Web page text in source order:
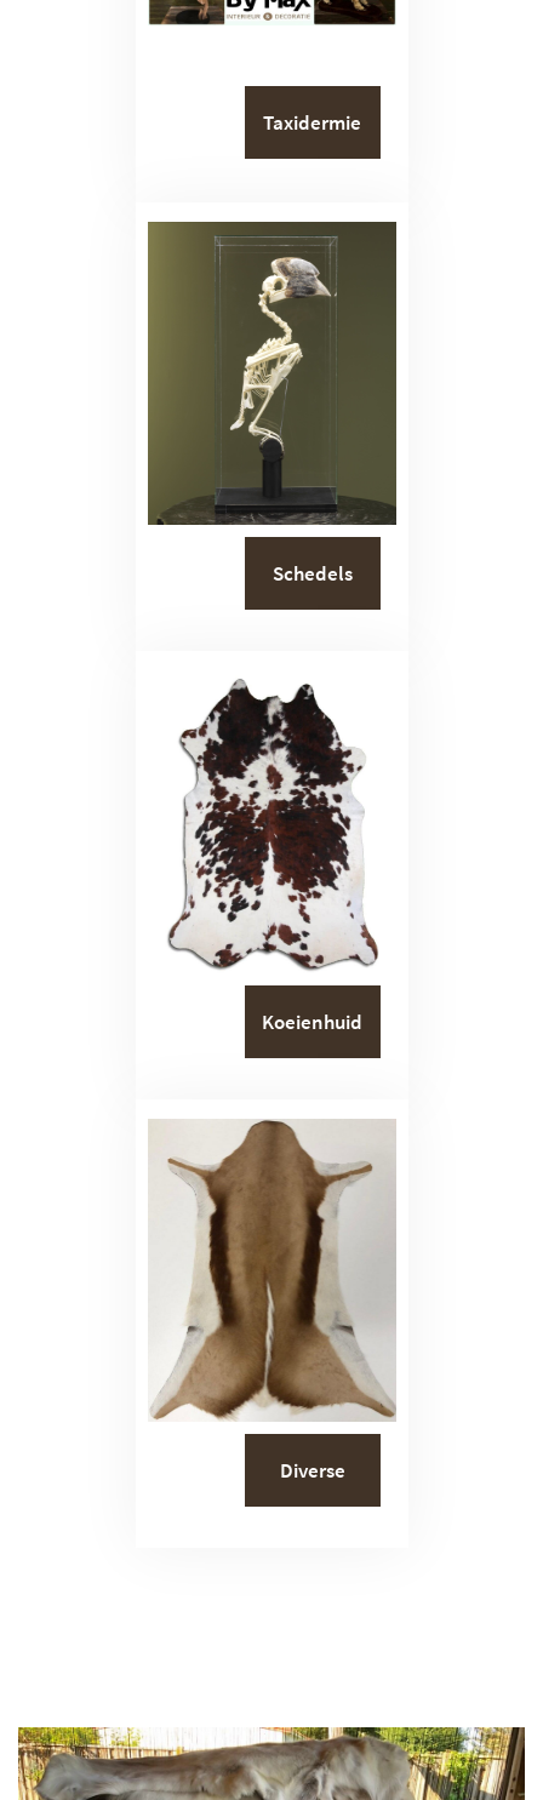
Taxidermie
Schedels
Koeienhuid
Diverse